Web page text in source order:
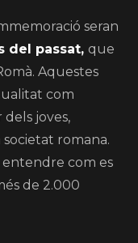
seran
del passat, que
Aquestes
com
dels joves,
romana.
entendre com es
de 2.000